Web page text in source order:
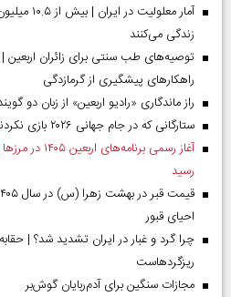
آمار
زندگی می‌کنند
توصیه‌های طب سنتی برای زائران
راهکارهای پیشگیری از گرمازدگی
راز ماندگاری «رادیو اربعین» از زبان دو
ستارگانی که در جام جهانی ۲۰۲۶ بازی نکردند
رسید
احیای قبور
چرا گرد و غبار در ایران تشدید شد؟ |
ریزگردهاست
مجازات سنگین برای آدم‌ربایان گوش‌بر